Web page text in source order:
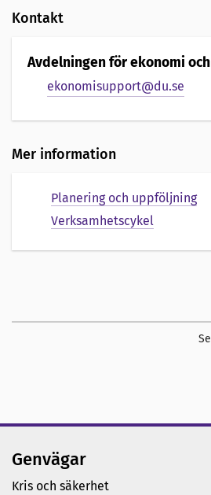
Kontakt
Avdelningen för ekonomi
ekonomisupport@du.se
Mer information
Planering och uppföljning
Verksamhetscykel
Genvägar
Kris och säkerhet